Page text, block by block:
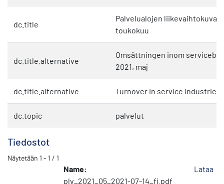
dc.title
Palvelualojen
toukokuu
dc.title.alternative
Omsättningen inom
2021, maj
dc.title.alternative Turnover in service industries :
dc.topic palvelut
Tiedostot
Näytetään 1 - 1 / 1
Name:
plv_2021_05_2021-07-14_fi.pdf
Lataa